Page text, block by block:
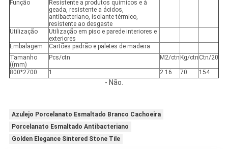
Função
Resistente a produtos químicos e à
geada, resistente a ácidos,
antibacteriano, isolante térmico,
resistente ao desgaste
Utilização
Utilização em piso e parede interiores e
exteriores
Embalagem
Cartões padrão e paletes de madeira
Tamanho
((mm)
Pcs/ctn M2/ctn Kg/ctn Ctn/20
800*2700 1 2.16 70 154
- Não.
Azulejo Porcelanato Esmaltado Branco Cachoeira
Porcelanato Esmaltado Antibacteriano
Golden Elegance Sintered Stone Tile